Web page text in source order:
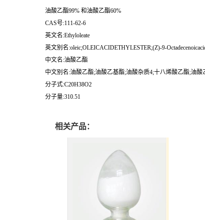
油酸乙酯99% 和油酸乙酯60%
CAS号:111-62-6
英文名:Ethyloleate
英文别名:oleic;OLEICACIDETHYLESTER;(Z)-9-
中文名:油酸乙酯
中文别名:油酸乙酯;油酸乙基酯;油酸杂质4;十八烯酸乙酯;油
分子式:C20H38O2
分子量:310.51
相关产品：